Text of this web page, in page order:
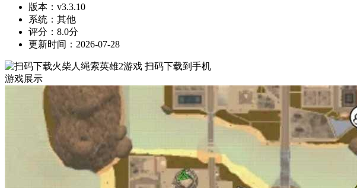
版本：v3.3.10
系统：其他
评分：8.0分
更新时间：2026-07-28
扫码下载到手机
游戏展示